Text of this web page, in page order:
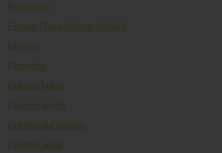
Ecosystem
Eksport (Tovar/xizmat (ishlar))
Ekvayer
Ekvayring
Elektron hujjat
Elektron oferta
Elektron pul instituti
Elektron pullar